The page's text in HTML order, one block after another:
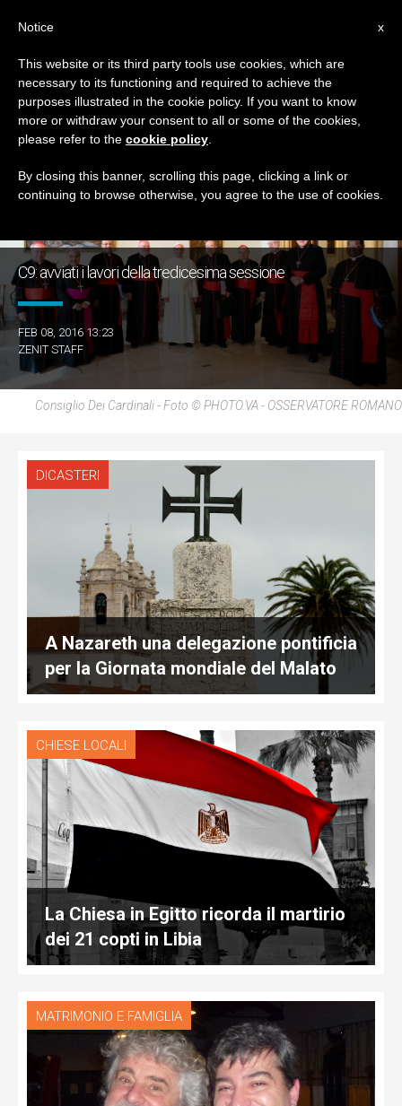
GIORNO
Febbraio 8th, 2016
ULTIME NOTIZIE
C9: avviati i lavori della tredicesima sessione
FEB 08, 2016 13:23
ZENIT STAFF
Consiglio Dei Cardinali - Foto © PHOTO.VA - OSSERVATORE ROMANO
DICASTERI
A Nazareth una delegazione pontificia
per la Giornata mondiale del Malato
CHIESE LOCALI
La Chiesa in Egitto ricorda il martirio
dei 21 copti in Libia
MATRIMONIO E FAMIGLIA
x
Notice
This website or its third party tools use cookies, which are
necessary to its functioning and required to achieve the
purposes illustrated in the cookie policy. If you want to know
more or withdraw your consent to all or some of the cookies,
please refer to the cookie policy
By closing this banner, scrolling this page, clicking a link or
continuing to browse otherwise, you agree to the use of cookies.